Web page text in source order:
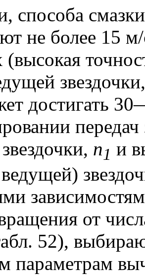
способа
не более 15
(высокая
достигать
n1 и
от
52),
параметрам